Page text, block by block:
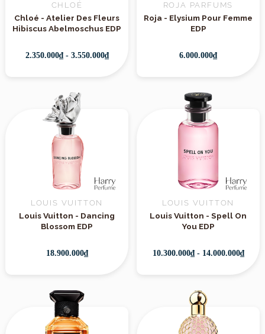
CHLOÉ
Chloé - Atelier Des Fleurs
Hibiscus Abelmoschus EDP
2.350.000₫ - 3.550.000₫
ROJA PARFUMS
Roja - Elysium Pour Femme
EDP
6.000.000₫
LOUIS VUITTON
Louis Vuitton - Dancing
Blossom EDP
18.900.000₫
LOUIS VUITTON
Louis Vuitton - Spell On
You EDP
10.300.000₫ - 14.000.000₫